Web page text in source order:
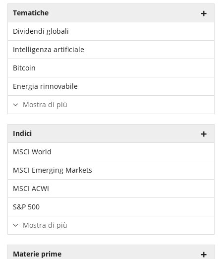
Tematiche
Dividendi globali
Intelligenza artificiale
Bitcoin
Energia rinnovabile
Mostra di più
Indici
MSCI World
MSCI Emerging Markets
MSCI ACWI
S&P 500
Mostra di più
Materie prime